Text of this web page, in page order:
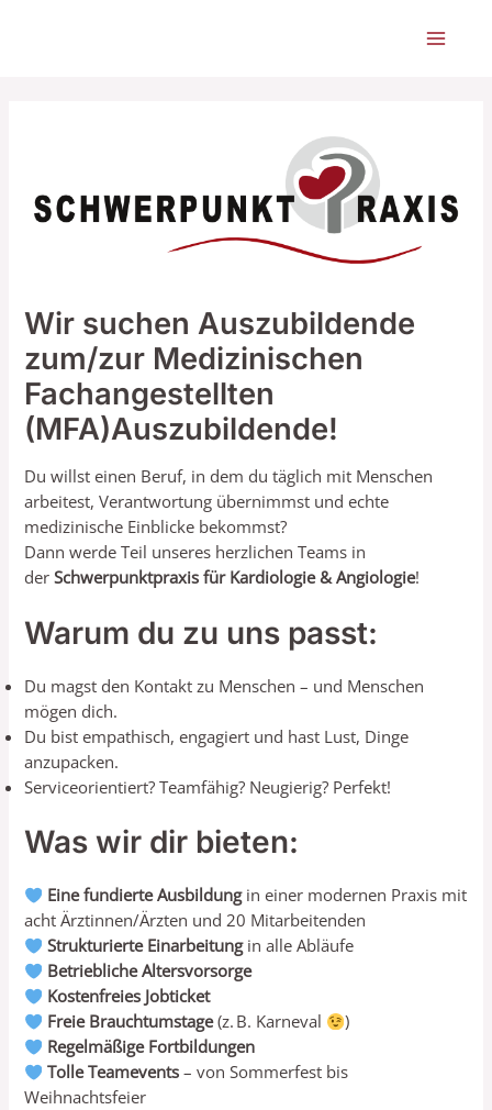
Wir suchen Auszubildende
zum/zur Medizinischen
Fachangestellten
(MFA)Auszubildende!
Du willst einen Beruf, in dem du täglich mit Menschen
arbeitest, Verantwortung übernimmst und echte
medizinische Einblicke bekommst?
Dann werde Teil unseres herzlichen Teams in
derSchwerpunktpraxis für Kardiologie & Angiologie!
Warum du zu uns passt:
Du magst den Kontakt zu Menschen – und Menschen
mögen dich.
Du bist empathisch, engagiert und hast Lust, Dinge
anzupacken.
Serviceorientiert? Teamfähig? Neugierig? Perfekt!
Was wir dir bieten:
Eine fundierte Ausbildungin einer modernen Praxis mit
acht Ärztinnen/Ärzten und 20 Mitarbeitenden
Strukturierte Einarbeitungin alle Abläufe
Betriebliche Altersvorsorge
Kostenfreies Jobticket
Freie Brauchtumstage(z. B. Karneval
)
Regelmäßige Fortbildungen
Tolle Teamevents – von Sommerfest bis
Weihnachtsfeier